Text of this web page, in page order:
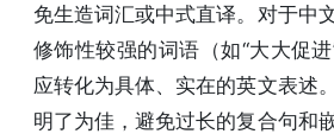
免生造词汇或中式直译。对于中
修饰性较强的词语（如“大大促进
应转化为具体、实在的英文表述
明了为佳，避免过长的复合句和